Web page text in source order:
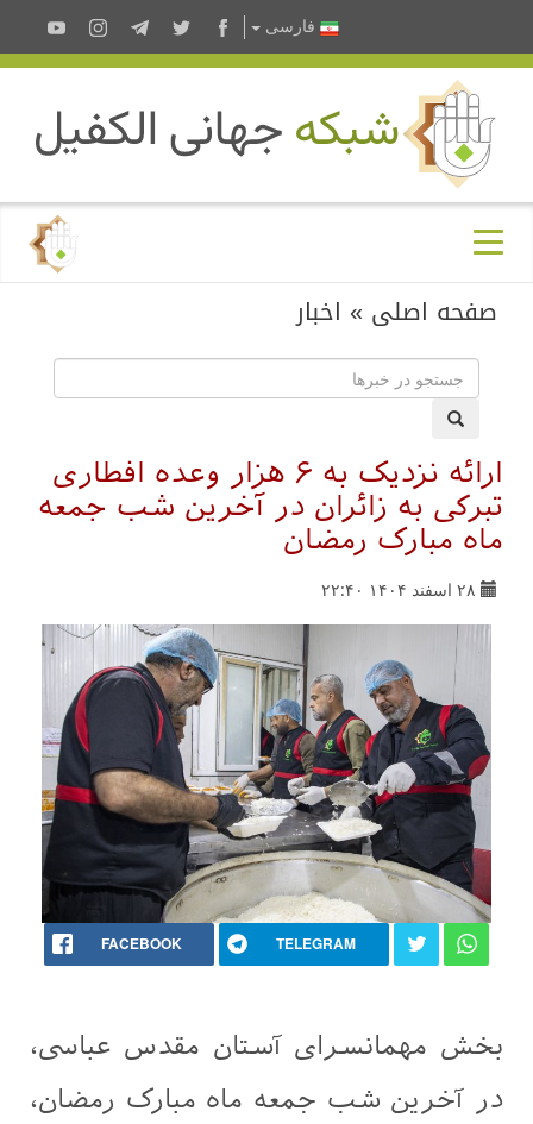
فارسى
صفحه اصلی » اخبار
ارائه نزدیک به ۶ هزار وعده افطاری
تبرکی به زائران در آخرین شب جمعه
ماه مبارک رمضان
۲۸ اسفند ۱۴۰۴ ۲۲:۴۰
FACEBOOK TELEGRAM
بخش مهمانسرای آستان مقدس عباسی،
در آخرین شب جمعه ماه مبارک رمضان،